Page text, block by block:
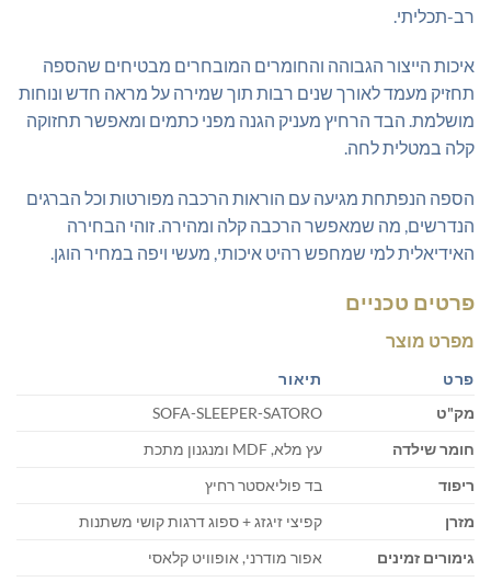
רב-תכליתי.
איכות הייצור הגבוהה והחומרים המובחרים מבטיחים שהספה
תחזיק מעמד לאורך שנים רבות תוך שמירה על מראה חדש ונוחות
מושלמת. הבד הרחיץ מעניק הגנה מפני כתמים ומאפשר תחזוקה
קלה במטלית לחה.
הספה הנפתחת מגיעה עם הוראות הרכבה מפורטות וכל הברגים
הנדרשים, מה שמאפשר הרכבה קלה ומהירה. זוהי הבחירה
האידיאלית למי שמחפש רהיט איכותי, מעשי ויפה במחיר הוגן.
פרטים טכניים
מפרט מוצר
פרט
תיאור
מק"ט
SOFA-SLEEPER-SATORO
חומר שילדה
עץ מלא, MDF ומנגנון מתכת
ריפוד
בד פוליאסטר רחיץ
מזרן
קפיצי זיגזג + ספוג דרגות קושי משתנות
גימורים זמינים
אפור מודרני, אופוויט קלאסי